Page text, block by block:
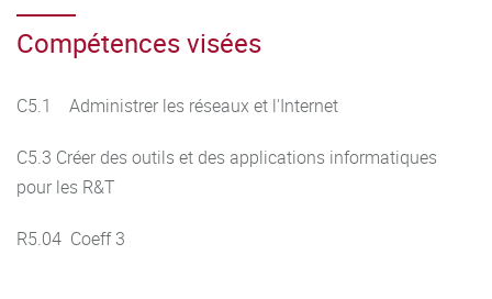
Compétences visées
C5.1 Administrer les réseaux et l'Internet
C5.3 Créer des outils et des applications informatiques
pour les R&T
R5.04 Coeff 3